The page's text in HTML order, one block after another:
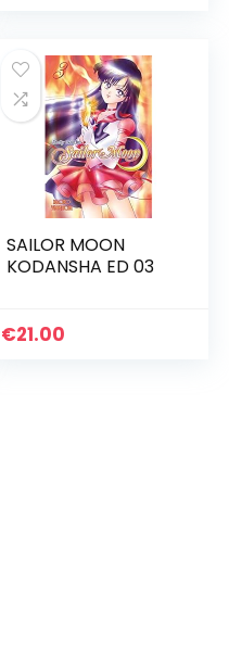
SAILOR MOON
KODANSHA ED 03
€21.00